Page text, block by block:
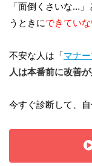
「面倒くさいな…
うときにできてい
不安な人は「マナ
人は本番前に改善
今すぐ診断して、